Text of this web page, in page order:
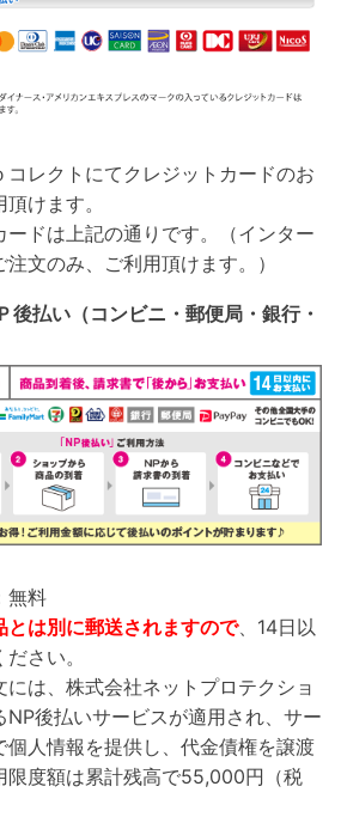
コレクトにてクレジットカードのお
けます。
ードは上記の通りです。（インター
文のみ、ご利用頂けます。）
後払い（コンビニ・郵便局・銀行・
無料
とは別に郵送されますので、14日以
さい。
には、株式会社ネットプロテクショ
NP後払いサービスが適用され、サー
個人情報を提供し、代金債権を譲渡
限度額は累計残高で55,000円（税